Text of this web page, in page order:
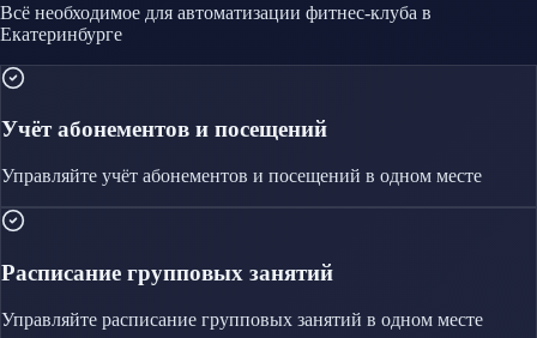
Всё необходимое для автоматизации фитнес-клуба в
Екатеринбурге
Учёт абонементов и посещений
Управляйте учёт абонементов и посещений в одном месте
Расписание групповых занятий
Управляйте расписание групповых занятий в одном месте